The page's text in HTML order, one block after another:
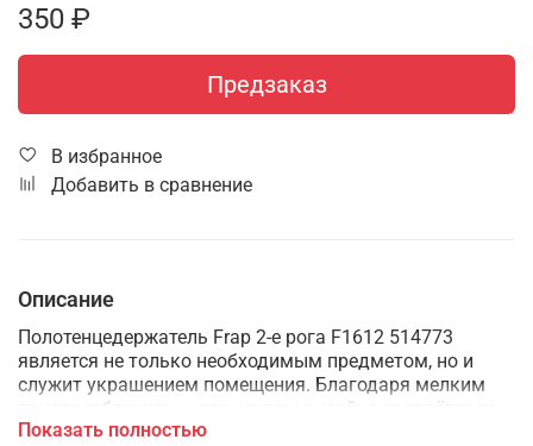
350 ₽
Предзаказ
В избранное
Добавить в сравнение
Описание
Полотенцедержатель Frap 2-е рога F1612 514773
является не только необходимым предметом, но и
служит украшением помещения. Благодаря мелким
приспособлениям и элементам дизайна создаётся та
самая атмосфера уюта.
Показать полностью